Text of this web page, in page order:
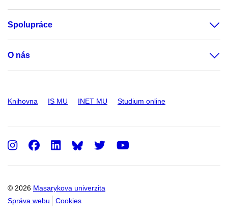
Spolupráce
O nás
Knihovna IS MU INET MU Studium online
© 2026 Masarykova univerzita
Správa webu
Cookies
Instagram
Facebook
LinkedInTwitter